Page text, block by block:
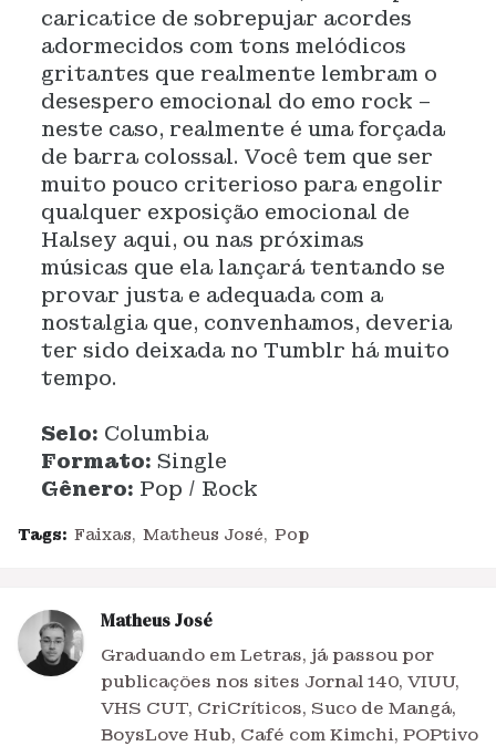
caricatice de sobrepujar acordes
adormecidos com tons melódicos
gritantes que realmente lembram o
desespero emocional do emo rock –
neste caso, realmente é uma forçada
de barra colossal. Você tem que ser
muito pouco criterioso para engolir
qualquer exposição emocional de
Halsey aqui, ou nas próximas
músicas que ela lançará tentando se
provar justa e adequada com a
nostalgia que, convenhamos, deveria
ter sido deixada no Tumblr há muito
tempo.
Selo: Columbia
Formato: Single
Gênero: Pop / Rock
Tags: Faixas Matheus José Pop
Matheus José
Graduando em Letras, já passou por
publicações nos sites Jornal 140, VIUU,
VHS CUT, CriCríticos, Suco de Mangá,
BoysLove Hub, Café com Kimchi, POPtivo